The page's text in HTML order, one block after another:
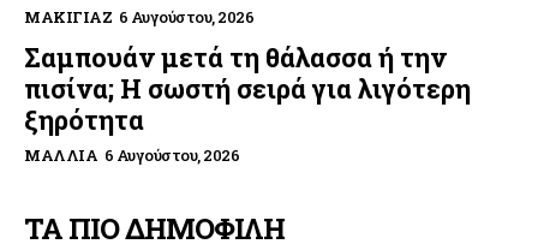
ΜΑΚΙΓΙΆΖ 6 Αυγούστου, 2026
Σαμπουάν μετά τη θάλασσα ή την
πισίνα; Η σωστή σειρά για λιγότερη
ξηρότητα
ΜΑΛΛΙΆ 6 Αυγούστου, 2026
ΤΑ ΠΙΟ ΔΗΜΟΦΙΛΗ